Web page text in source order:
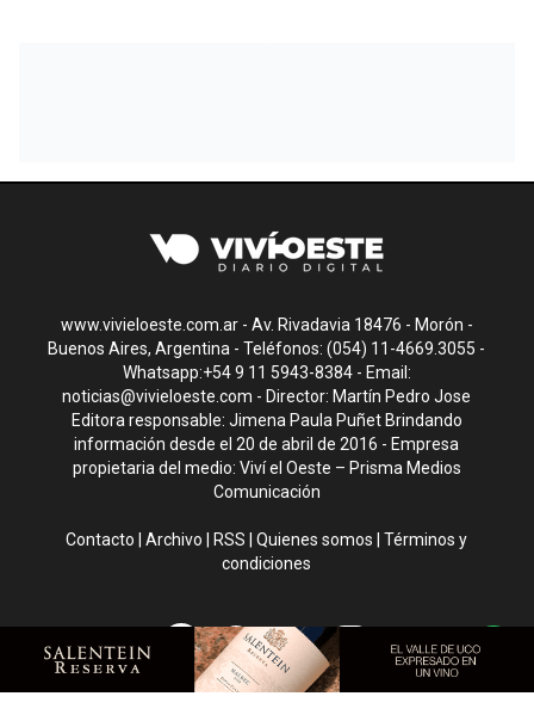
www.vivieloeste.com.ar - Av. Rivadavia 18476 - Morón -
Buenos Aires, Argentina - Teléfonos: (054) 11-4669.3055 -
Whatsapp:+54 9 11 5943-8384 - Email:
noticias@vivieloeste.com - Director: Martín Pedro Jose
Editora responsable: Jimena Paula Puñet Brindando
información desde el 20 de abril de 2016 - Empresa
propietaria del medio: Viví el Oeste – Prisma Medios
Comunicación
Contacto |Archivo |RSS |Quienes somos |Términos y
condiciones